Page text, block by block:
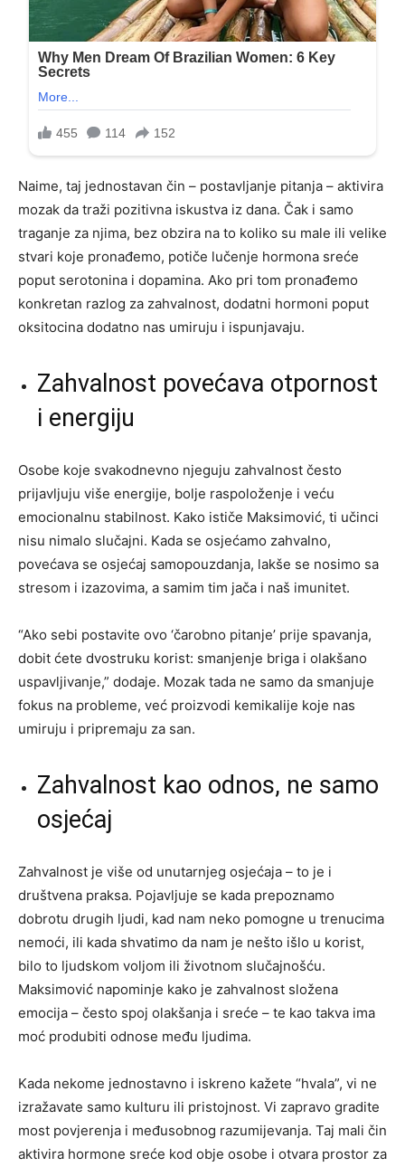
Naime, taj jednostavan čin – postavljanje pitanja – aktivira
mozak da traži pozitivna iskustva iz dana. Čak i samo
traganje za njima, bez obzira na to koliko su male ili velike
stvari koje pronađemo, potiče lučenje hormona sreće
poput serotonina i dopamina. Ako pri tom pronađemo
konkretan razlog za zahvalnost, dodatni hormoni poput
oksitocina dodatno nas umiruju i ispunjavaju.
Zahvalnost povećava otpornost
i energiju
Osobe koje svakodnevno njeguju zahvalnost često
prijavljuju više energije, bolje raspoloženje i veću
emocionalnu stabilnost. Kako ističe Maksimović, ti učinci
nisu nimalo slučajni. Kada se osjećamo zahvalno,
povećava se osjećaj samopouzdanja, lakše se nosimo sa
stresom i izazovima, a samim tim jača i naš imunitet.
“Ako sebi postavite ovo ‘čarobno pitanje’ prije spavanja,
dobit ćete dvostruku korist: smanjenje briga i olakšano
uspavljivanje,” dodaje. Mozak tada ne samo da smanjuje
fokus na probleme, već proizvodi kemikalije koje nas
umiruju i pripremaju za san.
Zahvalnost kao odnos, ne samo
osjećaj
Zahvalnost je više od unutarnjeg osjećaja – to je i
društvena praksa. Pojavljuje se kada prepoznamo
dobrotu drugih ljudi, kad nam neko pomogne u trenucima
nemoći, ili kada shvatimo da nam je nešto išlo u korist,
bilo to ljudskom voljom ili životnom slučajnošću.
Maksimović napominje kako je zahvalnost složena
emocija – često spoj olakšanja i sreće – te kao takva ima
moć produbiti odnose među ljudima.
Kada nekome jednostavno i iskreno kažete “hvala”, vi ne
izražavate samo kulturu ili pristojnost. Vi zapravo gradite
most povjerenja i međusobnog razumijevanja. Taj mali čin
aktivira hormone sreće kod obje osobe i otvara prostor za